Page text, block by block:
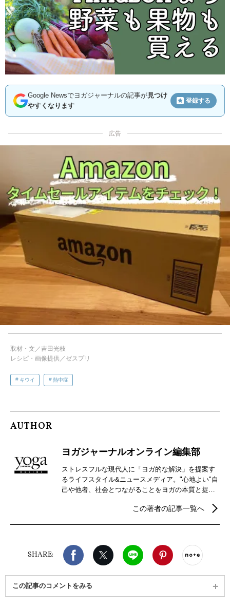
Google Newsでヨガジャーナルの記事が見つけ
やすくなります
登録する
広告
取材・文／吉田光枝
レシピ・画像提供／ゼスプリ
キウイ 熱中症
AUTHOR
ヨガジャーナルオンライン編集部
ストレスフルな現代人に「ヨガ的な解決」を提案す
るライフスタイル&ニュースメディア。"心地よい"自
己や他者、社会とつながることをヨガの本質と捉
などウェルビーイングを実現するための情報を発
この著者の記事一覧へ
SHARE:
Facebook X（旧twitter）
LINE Pinterest
この記事のコメントをみる